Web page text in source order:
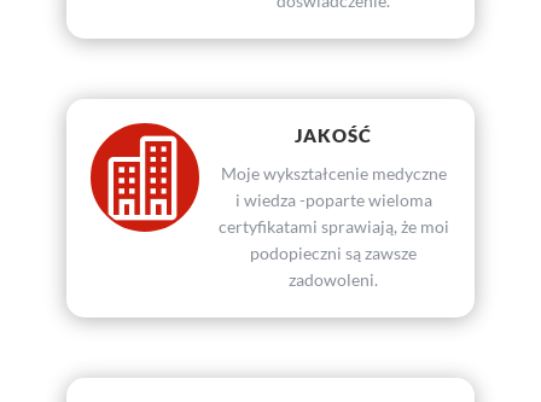
 JAKOŚĆ
Moje wykształcenie medyczne
i wiedza -poparte wieloma
certyfikatami sprawiają, że moi
podopieczni są zawsze
zadowoleni.